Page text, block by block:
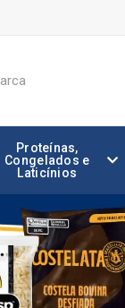
Proteínas,
Congelados e
Laticínios